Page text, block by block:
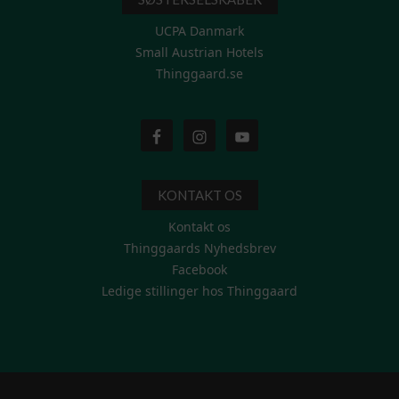
UCPA Danmark
Small Austrian Hotels
Thinggaard.se
KONTAKT OS
Kontakt os
Thinggaards Nyhedsbrev
Facebook
Ledige stillinger hos Thinggaard